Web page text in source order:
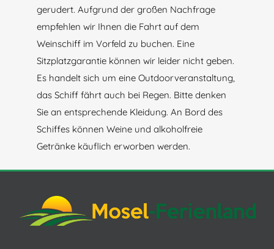
gerudert. Aufgrund der großen Nachfrage
empfehlen wir Ihnen die Fahrt auf dem
Weinschiff im Vorfeld zu buchen. Eine
Sitzplatzgarantie können wir leider nicht geben.
Es handelt sich um eine Outdoorveranstaltung,
das Schiff fährt auch bei Regen. Bitte denken
Sie an entsprechende Kleidung. An Bord des
Schiffes können Weine und alkoholfreie
Getränke käuflich erworben werden.